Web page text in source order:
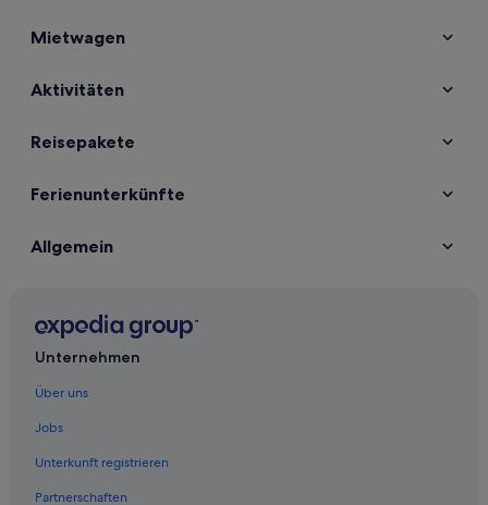
Mietwagen
Aktivitäten
Reisepakete
Ferienunterkünfte
Allgemein
Unternehmen
Über uns
Jobs
Unterkunft registrieren
Partnerschaften